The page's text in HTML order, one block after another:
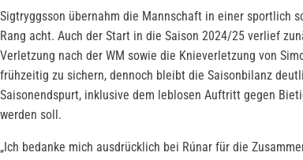
Sigtryggsson übernahm die Mannschaft in einer sportlich
Rang acht. Auch der Start in die Saison 2024/25 verlief
Verletzung nach der WM sowie die Knieverletzung von
frühzeitig zu sichern, dennoch bleibt die Saisonbilanz
Saisonendspurt, inklusive dem leblosen Auftritt gegen
werden soll.
„Ich bedanke mich ausdrücklich bei Rúnar für die